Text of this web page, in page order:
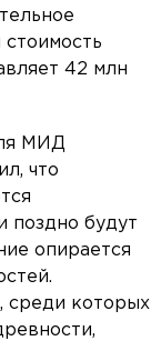
стоимость
42 млн
МИД
что
поздно будут
опирается
среди которых